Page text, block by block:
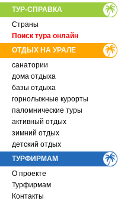
ТУР-СПРАВКА
Страны
Поиск тура онлайн
ОТДЫХ НА УРАЛЕ
санатории
дома отдыха
базы отдыха
горнолыжные курорты
паломнические туры
активный отдых
зимний отдых
детский отдых
ТУРФИРМАМ
О проекте
Турфирмам
Контакты